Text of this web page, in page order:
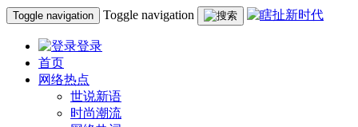
Toggle navigation Toggle navigation
登录
首页
网络热点
世说新语
时尚潮流